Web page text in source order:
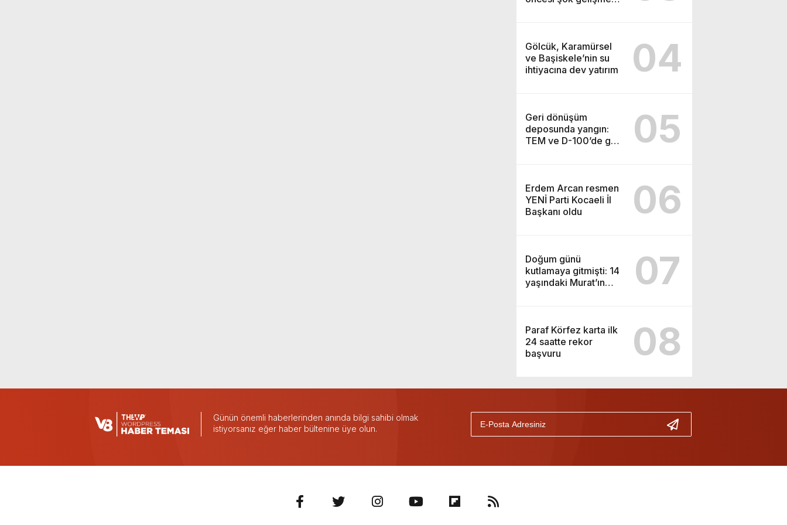
Gölcük, Karamürsel
ve Başiskele’nin su
ihtiyacına dev yatırım
04
Geri dönüşüm
deposunda yangın:
TEM ve D-100’de göz
05
Erdem Arcan resmen
YENİ Parti Kocaeli İl
Başkanı oldu
06
Doğum günü
kutlamaya gitmişti: 14
yaşındaki Murat’ın
07
Paraf Körfez karta ilk
24 saatte rekor
başvuru
08
Günün önemli haberlerinden anında bilgi sahibi olmak
istiyorsanız eğer haber bültenine üye olun.